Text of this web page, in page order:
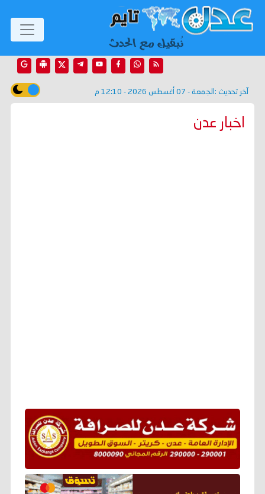
آخر تحديث : الجمعة - 07 أغسطس 2026 - 12:10 م
اخبار عدن